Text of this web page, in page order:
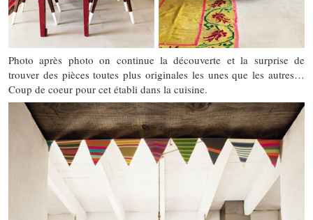
Photo après photo on continue la découverte et la surprise de
trouver des pièces toutes plus originales les unes que les autres…
Coup de coeur pour cet établi dans la cuisine.